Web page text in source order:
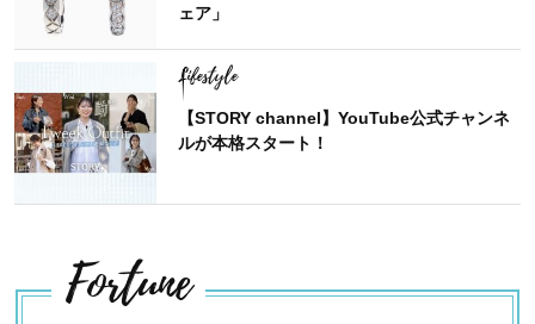
ェア」
Lifestyle
【STORY channel】YouTube公式チャンネ
ルが本格スタート！
Fortune